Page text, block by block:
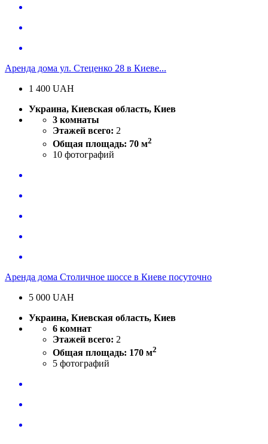
Аренда дома ул. Стеценко 28 в Киеве...
1 400 UAH
Украина, Киевская область, Киев
3 комнаты
Этажей всего: 2
Общая площадь: 70 м2
10 фотографий
Аренда дома Столичное шоссе в Киеве посуточно
5 000 UAH
Украина, Киевская область, Киев
6 комнат
Этажей всего: 2
Общая площадь: 170 м2
5 фотографий